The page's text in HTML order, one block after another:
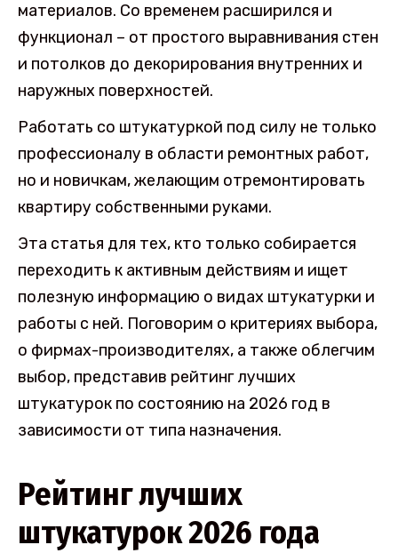
материалов. Со временем расширился и
функционал – от простого выравнивания стен
и потолков до декорирования внутренних и
наружных поверхностей.
Работать со штукатуркой под силу не только
профессионалу в области ремонтных работ,
но и новичкам, желающим отремонтировать
квартиру собственными руками.
Эта статья для тех, кто только собирается
переходить к активным действиям и ищет
полезную информацию о видах штукатурки и
работы с ней. Поговорим о критериях выбора,
о фирмах-производителях, а также облегчим
выбор, представив рейтинг лучших
штукатурок по состоянию на 2026 год в
зависимости от типа назначения.
Рейтинг лучших
штукатурок 2026 года